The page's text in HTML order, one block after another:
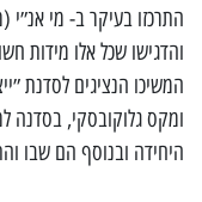
התרכזו בעיקר ב- מי אנ״י
והדגישו שכל אלו מידות
המשיכו הנציגים לסדנת
ומקס גלוקובסקי, בסדנה
היחידה ובנוסף הם שבו